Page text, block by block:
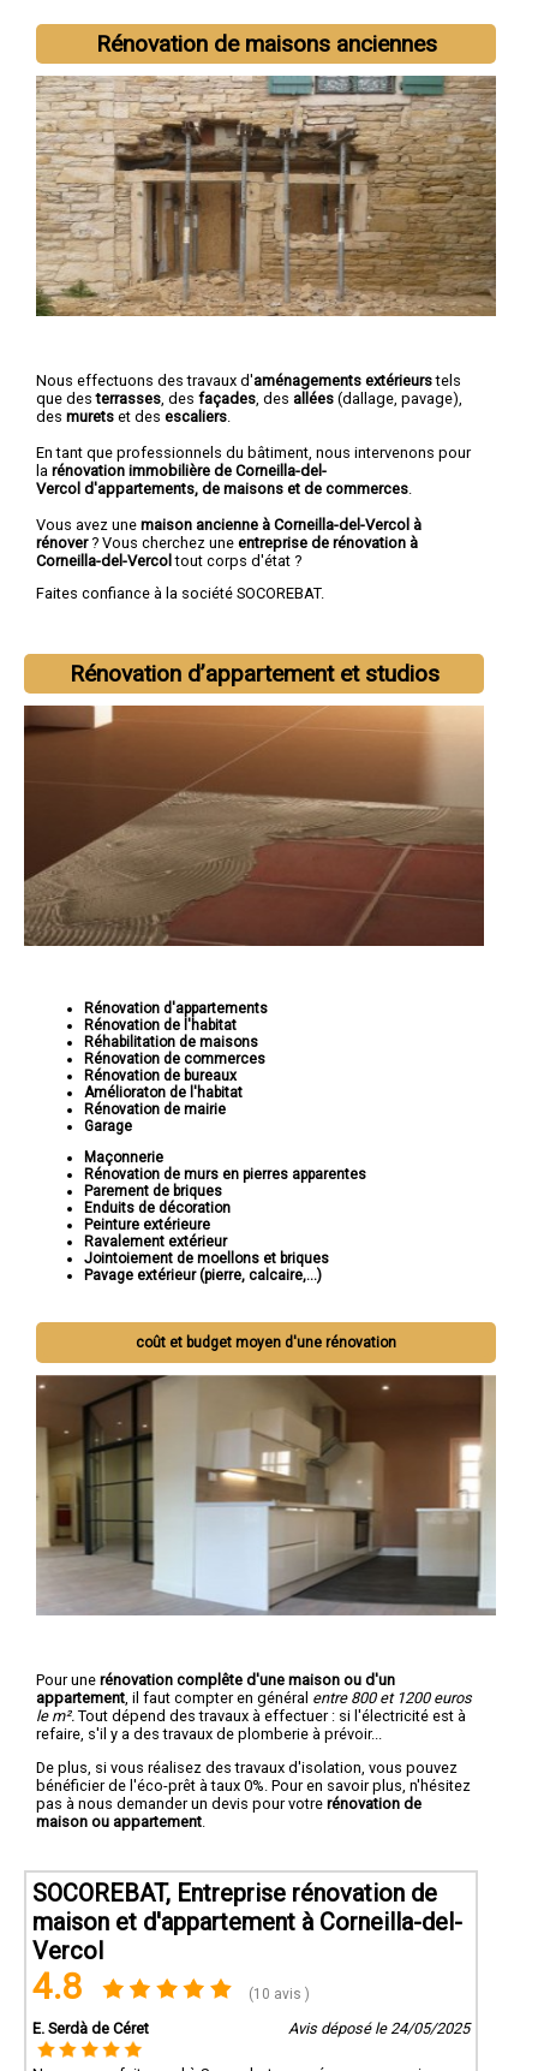
Rénovation de maisons anciennes
Nous effectuons des travaux d'aménagements extérieurstels
que desterrasses , des façades , des allées (dallage, pavage),
des murets et des escaliers
En tant que professionnels du bâtiment, nous intervenons pour
la rénovation immobilière de Corneilla-del-
Vercol d'appartements, de maisons et de commerces
Vous avez une maison ancienne à Corneilla-del-Vercol à
rénover? Vous cherchez une entreprise de rénovation à
Corneilla-del-Vercoltout corps d'état ?
Faites confiance à la société SOCOREBAT.
Rénovation d’appartement et studios
Rénovation d'appartements
Rénovation de l'habitat
Réhabilitation de maisons
Rénovation de commerces
Rénovation de bureaux
Amélioraton de l'habitat
Rénovation de mairie
Garage
Maçonnerie
Rénovation de murs en pierres apparentes
Parement de briques
Enduits de décoration
Peinture extérieure
Ravalement extérieur
Jointoiement de moellons et briques
Pavage extérieur (pierre, calcaire,...)
coût et budget moyen d'une rénovation
Pour une rénovation complête d'une maison ou d'un
appartement , il faut compter en général entre 800 et 1200 euros
le m². Tout dépend des travaux à effectuer : si l'électricité est à
refaire, s'il y a des travaux de plomberie à prévoir...
De plus, si vous réalisez des travaux d'isolation, vous pouvez
bénéficier de l'éco-prêt à taux 0%. Pour en savoir plus, n'hésitez
pas à nous demander un devis pour votre rénovation de
maison ou appartement
SOCOREBAT, Entreprise rénovation de
maison et d'appartement à Corneilla-del-
Vercol
4.8 (10 avis )
E. Serdà de Céret Avis déposé le 24/05/2025